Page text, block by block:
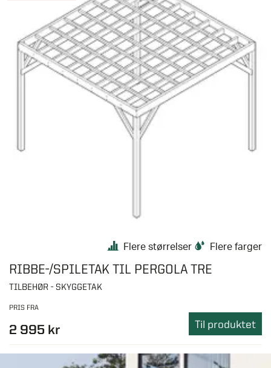
Flere størrelser Flere farger
RIBBE-/SPILETAK TIL PERGOLA TRE
TILBEHØR - SKYGGETAK
PRIS FRA
2 995 kr Til produktet